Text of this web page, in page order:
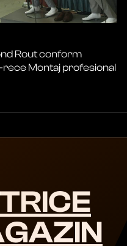
Rout conform
rece Montaj profesional